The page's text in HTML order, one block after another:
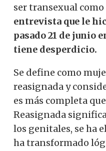
ser transexual
entrevista que le
pasado 21 de junio
tiene desperdicio.
Se define como
reasignada y
es más completa
Reasignada
los genitales, se ha
ha transformado